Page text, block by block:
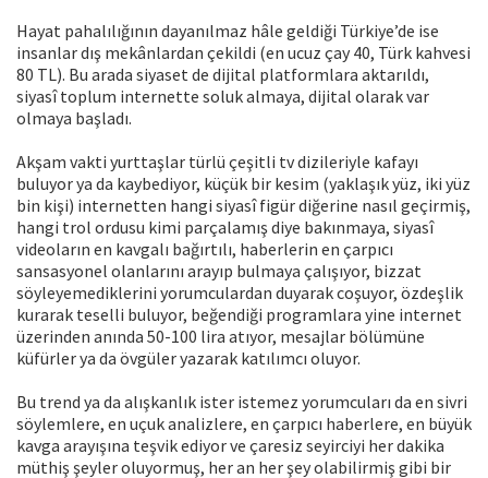
Hayat pahalılığının dayanılmaz hâle geldiği Türkiye’de ise
insanlar dış mekânlardan çekildi (en ucuz çay 40, Türk kahvesi
80 TL). Bu arada siyaset de dijital platformlara aktarıldı,
siyasî toplum internette soluk almaya, dijital olarak var
olmaya başladı.
Akşam vakti yurttaşlar türlü çeşitli tv dizileriyle kafayı
buluyor ya da kaybediyor, küçük bir kesim (yaklaşık yüz, iki yüz
bin kişi) internetten hangi siyasî figür diğerine nasıl geçirmiş,
hangi trol ordusu kimi parçalamış diye bakınmaya, siyasî
videoların en kavgalı bağırtılı, haberlerin en çarpıcı
sansasyonel olanlarını arayıp bulmaya çalışıyor, bizzat
söyleyemediklerini yorumculardan duyarak coşuyor, özdeşlik
kurarak teselli buluyor, beğendiği programlara yine internet
üzerinden anında 50-100 lira atıyor, mesajlar bölümüne
küfürler ya da övgüler yazarak katılımcı oluyor.
Bu trend ya da alışkanlık ister istemez yorumcuları da en sivri
söylemlere, en uçuk analizlere, en çarpıcı haberlere, en büyük
kavga arayışına teşvik ediyor ve çaresiz seyirciyi her dakika
müthiş şeyler oluyormuş, her an her şey olabilirmiş gibi bir